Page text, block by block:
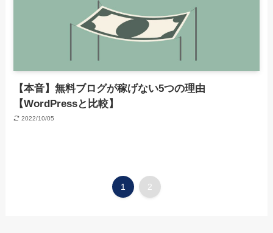
【本音】無料ブログが稼げない5つの理由
【WordPressと比較】
2022/10/05
1 2